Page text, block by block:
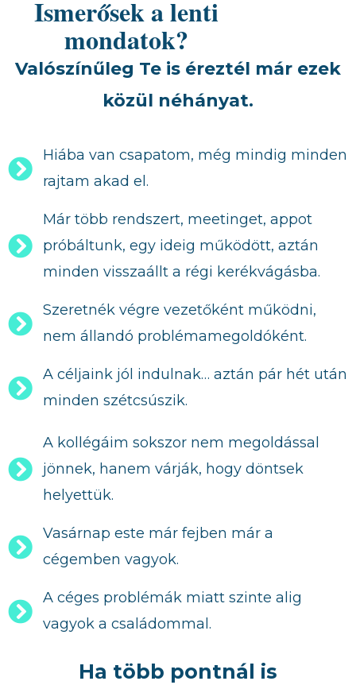
Ismerősek a lenti
mondatok?
Valószínűleg Te is éreztél már ezek
közül néhányat.
Hiába van csapatom, még mindig minden
rajtam akad el.
Már több rendszert, meetinget, appot
próbáltunk, egy ideig működött, aztán
minden visszaállt a régi kerékvágásba.
Szeretnék végre vezetőként működni,
nem állandó problémamegoldóként.
A céljaink jól indulnak… aztán pár hét után
minden szétcsúszik.
A kollégáim sokszor nem megoldással
jönnek, hanem várják, hogy döntsek
helyettük.
Vasárnap este már fejben már a
cégemben vagyok.
A céges problémák miatt szinte alig
vagyok a családommal.
Ha több pontnál is